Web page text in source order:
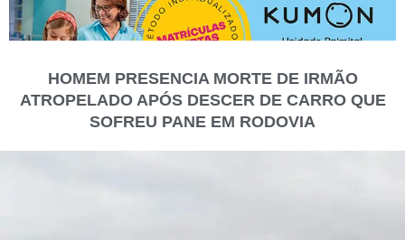
HOMEM PRESENCIA MORTE DE IRMÃO
ATROPELADO APÓS DESCER DE CARRO QUE
SOFREU PANE EM RODOVIA